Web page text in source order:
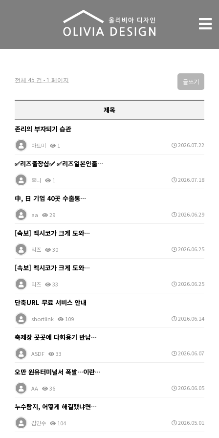
전체 45 건 - 1 페이지 글쓰기
제목
존리의 부자되기 습관
아트미 1 2026.07.22
✅리즈출장샵✅ ✅리즈일본인출…
후니 1 2026.07.18
中, 日 기업 40곳 수출통…
aa 29 2026.06.29
[속보] 멕시코가 크게 도와…
리즈 30 2026.06.25
[속보] 멕시코가 크게 도와…
리즈 33 2026.06.25
단축URL 무료 서비스 안내
shortlink 109 2026.06.14
축제장 곳곳에 다회용기 반납…
ASDF 33 2026.06.07
오만 원유터미널서 폭발…이란…
AA 36 2026.06.05
누수탐지, 어떻게 해결했냐면…
김민수 104 2026.05.01